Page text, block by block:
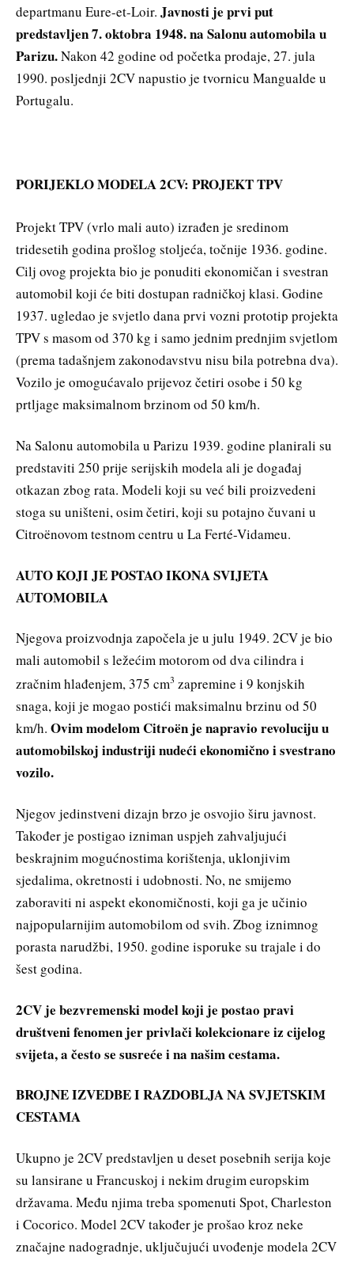
departmanu Eure-et-Loir. Javnosti je prvi put
predstavljen 7. oktobra 1948. na Salonu automobila u
Parizu.Nakon 42 godine od početka prodaje, 27. jula
1990. posljednji 2CV napustio je tvornicu Mangualde u
Portugalu.
PORIJEKLO MODELA 2CV: PROJEKT TPV
Projekt TPV (vrlo mali auto) izrađen je sredinom
tridesetih godina prošlog stoljeća, točnije 1936. godine.
Cilj ovog projekta bio je ponuditi ekonomičan i svestran
automobil koji će biti dostupan radničkoj klasi. Godine
1937. ugledao je svjetlo dana prvi vozni prototip projekta
TPV s masom od 370 kg i samo jednim prednjim svjetlom
(prema tadašnjem zakonodavstvu nisu bila potrebna dva).
Vozilo je omogućavalo prijevoz četiri osobe i 50 kg
prtljage maksimalnom brzinom od 50 km/h.
Na Salonu automobila u Parizu 1939. godine planirali su
predstaviti 250 prije serijskih modela ali je događaj
otkazan zbog rata. Modeli koji su već bili proizvedeni
stoga su uništeni, osim četiri, koji su potajno čuvani u
Citroënovom testnom centru u La Ferté-Vidameu.
AUTO KOJI JE POSTAO IKONA SVIJETA
AUTOMOBILA
Njegova proizvodnja započela je u julu 1949. 2CV je bio
mali automobil s ležećim motorom od dva cilindra i
zračnim hlađenjem, 375 cm3 zapremine i 9 konjskih
snaga, koji je mogao postići maksimalnu brzinu od 50
km/h. Ovim modelom Citroën je napravio revoluciju u
automobilskoj industriji nudeći ekonomično i svestrano
vozilo.
Njegov jedinstveni dizajn brzo je osvojio širu javnost.
Također je postigao izniman uspjeh zahvaljujući
beskrajnim mogućnostima korištenja, uklonjivim
sjedalima, okretnosti i udobnosti. No, ne smijemo
zaboraviti ni aspekt ekonomičnosti, koji ga je učinio
najpopularnijim automobilom od svih. Zbog iznimnog
porasta narudžbi, 1950. godine isporuke su trajale i do
šest godina.
2CV je bezvremenski model koji je postao pravi
društveni fenomen jer privlači kolekcionare iz cijelog
svijeta, a često se susreće i na našim cestama.
BROJNE IZVEDBE I RAZDOBLJA NA SVJETSKIM
CESTAMA
Ukupno je 2CV predstavljen u deset posebnih serija koje
su lansirane u Francuskoj i nekim drugim europskim
državama. Među njima treba spomenuti Spot, Charleston
i Cocorico. Model 2CV također je prošao kroz neke
značajne nadogradnje, uključujući uvođenje modela 2CV